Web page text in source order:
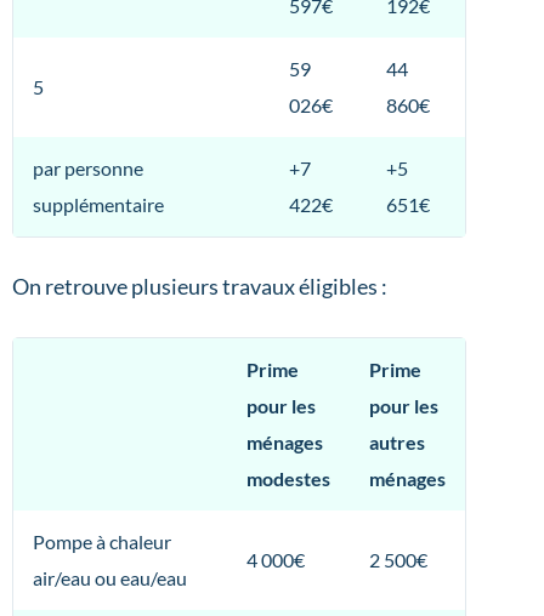
597€ 192€
5
59
026€
44
860€
par personne
supplémentaire
+7
422€
+5
651€
On retrouve plusieurs travaux éligibles :
Prime
pour les
ménages
modestes
Prime
pour les
autres
ménages
Pompe à chaleur
air/eau ou eau/eau
4 000€ 2 500€